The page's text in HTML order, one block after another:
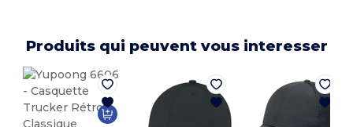
Produits qui peuvent vous interesser